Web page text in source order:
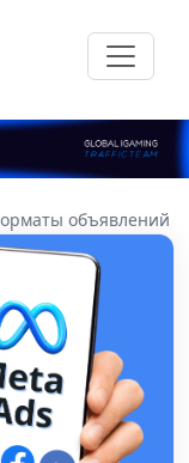
объявлений